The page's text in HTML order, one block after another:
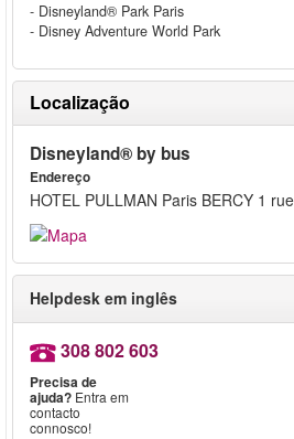
- Disneyland® Park Paris
- Disney Adventure World Park
Localização
Disneyland® by bus
Endereço
HOTEL PULLMAN Paris BERCY 1
Helpdesk em inglês
308 802 603
Precisa de
ajuda? Entra em
contacto
connosco!